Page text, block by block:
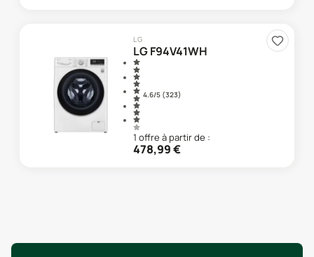
LG
LG F94V41WH
4.6/5 (323)
1 offre à partir de :
478,99€